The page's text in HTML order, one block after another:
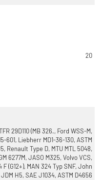
20
29D110 (MB 326., Ford WSS-M,
601, Liebherr MD1-36-130, ASTM
Renault Type D, MTU MTL 5048,
6277M, JASO M325, Volvo VCS,
F (G12+), MAN 324 Typ SNF, John
H5, SAE J1034, ASTM D4656